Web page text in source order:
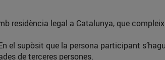
residència legal a Catalunya, que
el supòsit que la persona participant
de terceres persones.